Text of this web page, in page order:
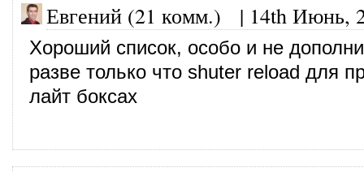
Евгений (21 комм.) | 14th Июнь,
Хороший список, особо и не
разве только что shuter reload для
лайт боксах